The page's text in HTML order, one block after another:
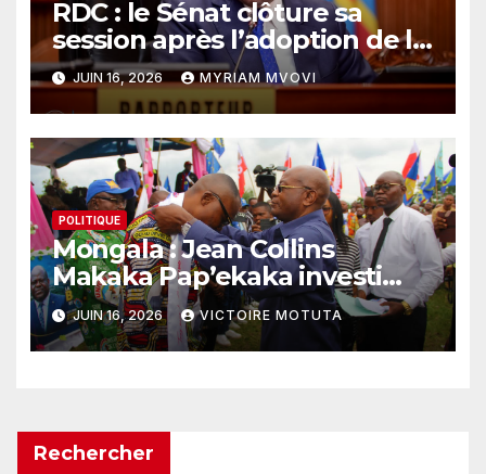
RDC : le Sénat clôture sa
session après l’adoption de la
loi sur le référendum
JUIN 16, 2026 MYRIAM MVOVI
POLITIQUE
Mongala : Jean Collins
Makaka Pap’ekaka investi
président du Conseil
provincial de l’Union sacrée
JUIN 16, 2026 VICTOIRE MOTUTA
Rechercher